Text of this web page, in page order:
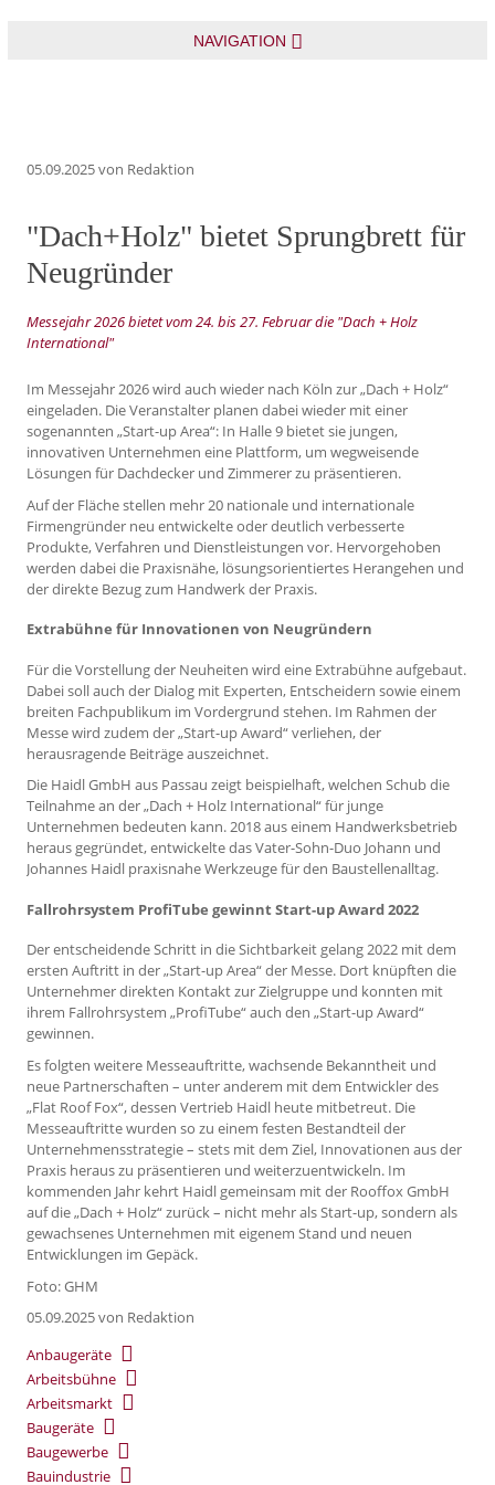
NAVIGATION
05.09.2025von Redaktion
"Dach+Holz" bietet Sprungbrett für
Neugründer
Messejahr 2026 bietet vom 24. bis 27. Februar die "Dach + Holz
International"
Im Messejahr 2026 wird auch wieder nach Köln zur „Dach + Holz“
eingeladen. Die Veranstalter planen dabei wieder mit einer
sogenannten „Start-up Area“: In Halle 9 bietet sie jungen,
innovativen Unternehmen eine Plattform, um wegweisende
Lösungen für Dachdecker und Zimmerer zu präsentieren.
Auf der Fläche stellen mehr 20 nationale und internationale
Firmengründer neu entwickelte oder deutlich verbesserte
Produkte, Verfahren und Dienstleistungen vor. Hervorgehoben
werden dabei die Praxisnähe, lösungsorientiertes Herangehen und
der direkte Bezug zum Handwerk der Praxis.
Extrabühne für Innovationen von Neugründern
Für die Vorstellung der Neuheiten wird eine Extrabühne aufgebaut.
Dabei soll auch der Dialog mit Experten, Entscheidern sowie einem
breiten Fachpublikum im Vordergrund stehen. Im Rahmen der
Messe wird zudem der „Start-up Award“ verliehen, der
herausragende Beiträge auszeichnet.
Die Haidl GmbH aus Passau zeigt beispielhaft, welchen Schub die
Teilnahme an der „Dach + Holz International“ für junge
Unternehmen bedeuten kann. 2018 aus einem Handwerksbetrieb
heraus gegründet, entwickelte das Vater-Sohn-Duo Johann und
Johannes Haidl praxisnahe Werkzeuge für den Baustellenalltag.
Fallrohrsystem ProfiTube gewinnt Start-up Award 2022
Der entscheidende Schritt in die Sichtbarkeit gelang 2022 mit dem
ersten Auftritt in der „Start-up Area“ der Messe. Dort knüpften die
Unternehmer direkten Kontakt zur Zielgruppe und konnten mit
ihrem Fallrohrsystem „ProfiTube“ auch den „Start-up Award“
gewinnen.
Es folgten weitere Messeauftritte, wachsende Bekanntheit und
neue Partnerschaften – unter anderem mit dem Entwickler des
„Flat Roof Fox“, dessen Vertrieb Haidl heute mitbetreut. Die
Messeauftritte wurden so zu einem festen Bestandteil der
Unternehmensstrategie – stets mit dem Ziel, Innovationen aus der
Praxis heraus zu präsentieren und weiterzuentwickeln. Im
kommenden Jahr kehrt Haidl gemeinsam mit der Rooffox GmbH
auf die „Dach + Holz“ zurück – nicht mehr als Start-up, sondern als
gewachsenes Unternehmen mit eigenem Stand und neuen
Entwicklungen im Gepäck.
Foto: GHM
05.09.2025von Redaktion
Anbaugeräte
Arbeitsbühne
Arbeitsmarkt
Baugeräte
Baugewerbe
Bauindustrie